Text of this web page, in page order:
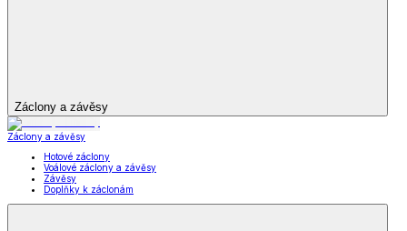
Záclony a závěsy
Záclony a závěsy
Hotové záclony
Voálové záclony a závěsy
Závěsy
Doplňky k záclonám